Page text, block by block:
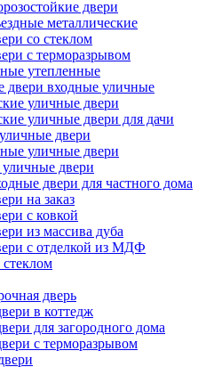
двери
металлические
со стеклом
с терморазрывом
утепленные
двери входные уличные
уличные двери
уличные двери для дачи
двери
уличные двери
двери
двери для частного дома
на заказ
с ковкой
из массива дуба
с отделкой из МДФ
стеклом
дверь
в коттедж
для загородного дома
с терморазрывом